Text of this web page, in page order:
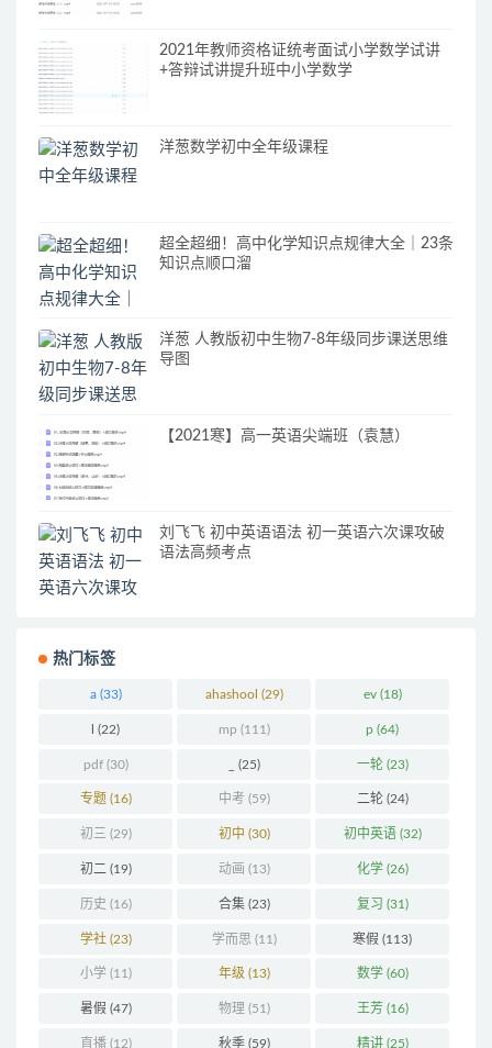
2021年教师资格证统考面试小学数学试讲
+答辩试讲提升班中小学数学
洋葱数学初中全年级课程
超全超细！高中化学知识点规律大全｜23条
知识点顺口溜
洋葱 人教版初中生物7-8年级同步课送思维
导图
【2021寒】高一英语尖端班（袁慧）
刘飞飞 初中英语语法 初一英语六次课攻破
语法高频考点
热门标签
a(33) ahashool (29) ev(18)
(22) mp (111) p (64)
pdf(30) (25) 一轮(23)
专题(16) 中考 (59) 二轮(24)
初三 (29) 初中 (30) 初中英语(32)
初二 (19) 动画 (13) 化学(26)
历史 (16) 合集(23) 复习 (31)
学社(23) 学而思 (11) 寒假 (113)
小学(11) 年级 (13) 数学(60)
暑假 (47) 物理 (51) 王芳(16)
直播(12) 秋季(59) 精讲(25)